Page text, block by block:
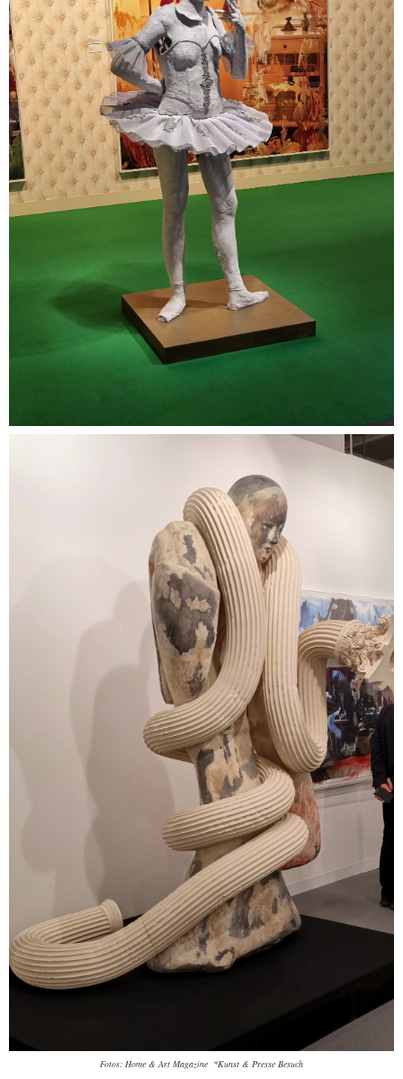
Fotos: Home & Art Magazine *Kunst & Presse Besuch